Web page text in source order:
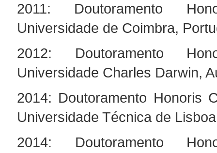
2011: Doutoramento
Universidade de Coimbra,
2012: Doutoramento
Universidade Charles Darwin,
2014: Doutoramento Honoris
Universidade Técnica de
2014: Doutoramento